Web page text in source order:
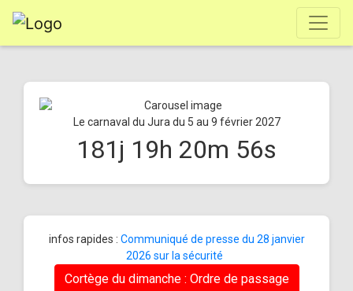
Le carnaval du Jura du 5 au 9 février 2027
181 j 19h 20m 56s
infos rapides : Communiqué de presse du 28 janvier
2026 sur la sécurité
Cortège du dimanche : Ordre de passage